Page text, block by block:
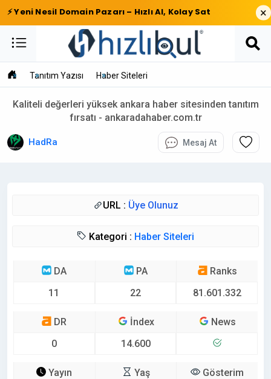
⚡ Yeni Nesil Domain Pazarı – Hızlı Al, Kolay Sat ×
Tanıtım Yazısı Haber Siteleri
Kaliteli değerleri yüksek ankara haber sitesinden tanıtım
fırsatı - ankaradahaber.com.tr
HadRa Mesaj At
URL : Üye Olunuz
Kategori : Haber Siteleri
DA
11
PA
22
Ranks
81.601.332
DR
0
İndex
14.600
News
Yayın
Yaş
Gösterim